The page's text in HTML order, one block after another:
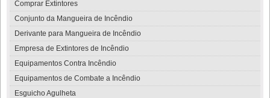
Comprar Extintores
Conjunto da Mangueira de Incêndio
Derivante para Mangueira de Incêndio
Empresa de Extintores de Incêndio
Equipamentos Contra Incêndio
Equipamentos de Combate a Incêndio
Esguicho Agulheta